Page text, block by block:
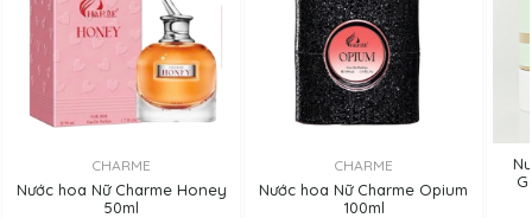
CHARME
Nước hoa Nữ Charme Honey
50ml
CHARME
Nước hoa Nữ Charme Opium
100ml